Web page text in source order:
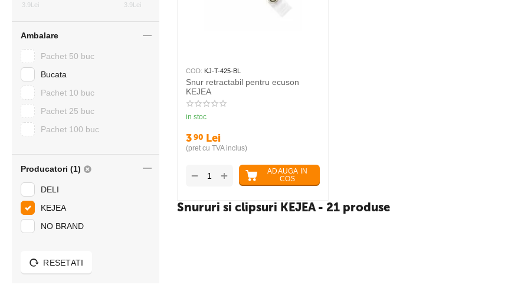
COD: KJ-T-425-BL
Snur retractabil pentru ecuson
KEJEA
in stoc
390 Lei
(pret cu TVA inclus)
ADAUGA IN
COS
+
−
Snururi si clipsuri KEJEA - 21 produse
3.9Lei 3.9Lei
Ambalare
Pachet 50 buc
Bucata
Pachet 10 buc
Pachet 25 buc
Pachet 100 buc
Producatori (1)
DELI
KEJEA
NO BRAND
RESETATI